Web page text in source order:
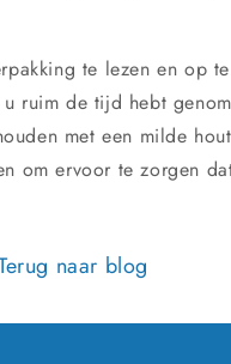
te lezen en op
ruim de tijd hebt
met een milde
om ervoor te zorgen
naar blog